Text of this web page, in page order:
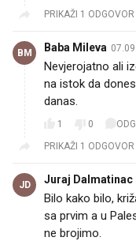
PRIKAŽI 1 ODGOVOR
BM Baba Mileva
Nevjerojatno ali
na istok da
danas.
1 0
PRIKAŽI 1 ODGOVOR
JD Juraj Dalmatinac
Bilo kako bilo,
sa prvim a u
ne brojimo.